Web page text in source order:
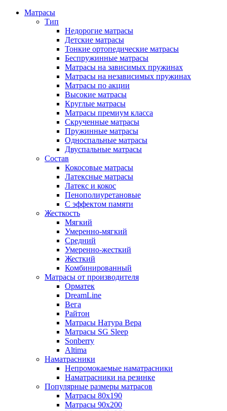
Матрасы
Тип
Недорогие матрасы
Детские матрасы
Тонкие ортопедические матрасы
Беспружинные матрасы
Матрасы на зависимых пружинах
Матрасы на независимых пружинах
Матрасы по акции
Высокие матрасы
Круглые матрасы
Матрасы премиум класса
Скрученные матрасы
Пружинные матрасы
Односпальные матрасы
Двуспальные матрасы
Состав
Кокосовые матрасы
Латексные матрасы
Латекс и кокос
Пенополиуретановые
С эффектом памяти
Жесткость
Мягкий
Умеренно-мягкий
Средний
Умеренно-жесткий
Жесткий
Комбинированный
Матрасы от производителя
Орматек
DreamLine
Вега
Райтон
Матрасы Натура Вера
Матрасы SG Sleep
Sonberry
Altima
Наматрасники
Непромокаемые наматрасники
Наматрасники на резинке
Популярные размеры матрасов
Матрасы 80x190
Матрасы 90x200